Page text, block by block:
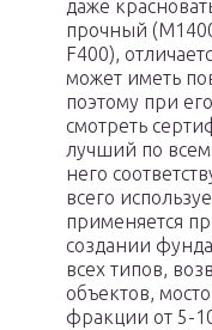
даже
прочный
F400),
может иметь
поэтому при
смотреть
лучший по
него
всего
применяется
создании
всех типов,
объектов,
фракции от 5-